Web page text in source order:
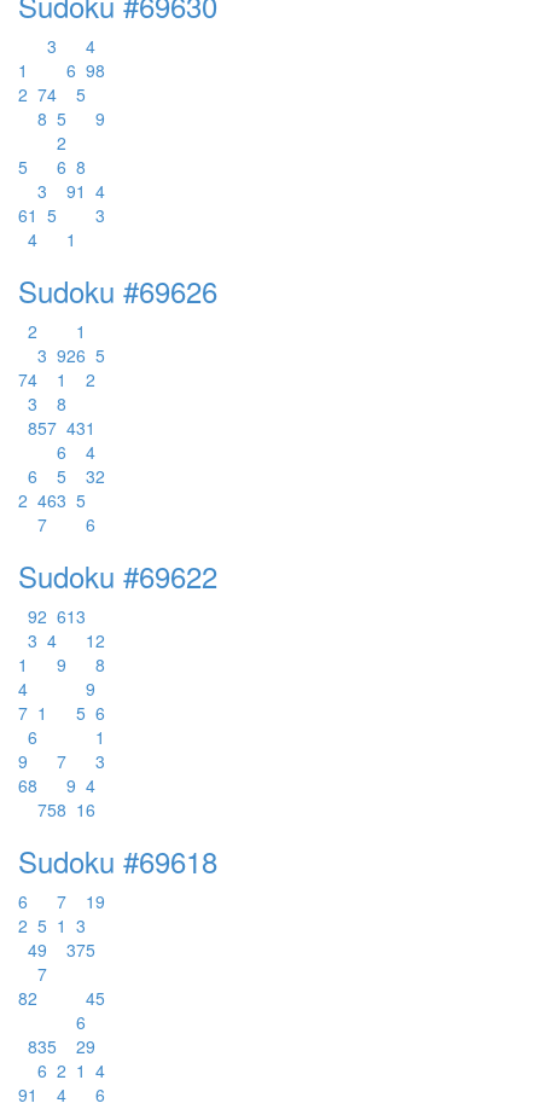
3
4
1
6 98
2 74
5
8 5
9
2
5
6 8
3
91 4
61 5
3
4
1
Sudoku #69626
2
1
3 926 5
74 1
2
3
8
857 431
6
4
6
5 32
2 463 5
7
6
Sudoku #69622
92 613
3 4 12
1
9
8
4
9
7 1 5 6
6
1
9
7
3
68 9 4
758 16
Sudoku #69618
6 7 19
2 5 1 3
49 375
7
82 45
6
835 29
6 2 1 4
91 4 6